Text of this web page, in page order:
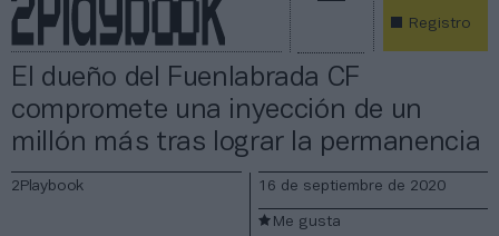
Registro
El dueño del Fuenlabrada CF
compromete una inyección de un
millón más tras lograr la permanencia
2Playbook 16 de septiembre de 2020
Me gusta